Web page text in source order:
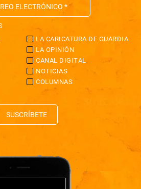
LA CARICATURA DE GUARDIA
LA OPINIÓN
CANAL DIGITAL
NOTICIAS
COLUMNAS
SUSCRÍBETE